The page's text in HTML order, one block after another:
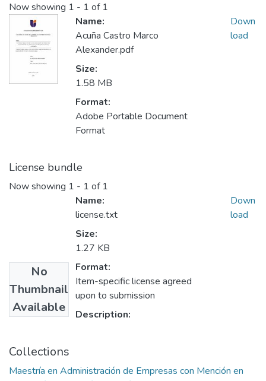
Now showing 1 - 1 of 1
Name:
Acuña Castro Marco
Alexander.pdf
Size:
1.58 MB
Format:
Adobe Portable Document
Format
Down
load
License bundle
Now showing 1 - 1 of 1
No
Thumbnail
Available
Name:
license.txt
Size:
1.27 KB
Format:
Item-specific license agreed
upon to submission
Description:
Down
load
Collections
Maestría en Administración de Empresas con Mención en